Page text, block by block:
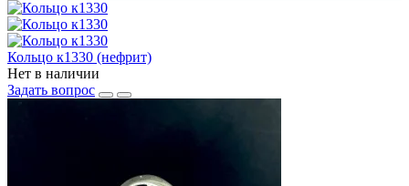
Кольцо к1330 (нефрит)
Нет в наличии
Задать вопрос